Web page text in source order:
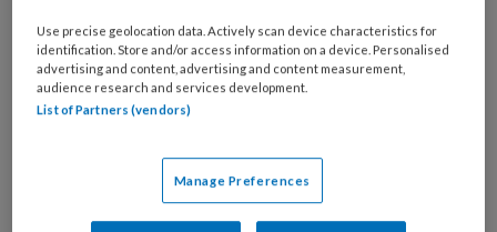
‘Alweer een ondernemer van een kleinschalige
kinderopvang die ermee stopt.' Het is de titel van
een gastblog van BVOK-voorzitter Natascha van der
Post die we publiceerden op KinderopvangTotaal.
social mediakanalen regende het reacties.
Use precise geolocation data. Actively scan device characteristics for
identification. Store and/or access information on a device. Personalised
advertising and content, advertising and content measurement,
audience research and services development.
List of Partners (vendors)
Manage Preferences